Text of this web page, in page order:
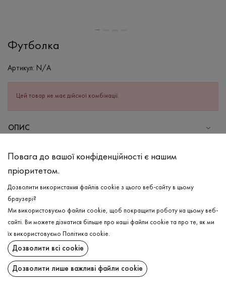
Футболка
Артикул: N/A
Цей товар не має дійсної комбінації.
ОПИС
Бавовна - 95%, Еластан - 5%
Прання в холодній воді (до 30 ° C)
Відбілювання заборонено
Прасувати при середній температурі
Щадний віджим і сушка
Щадна хімчистка
ДОСТАВКА
ПОВЕРНЕННЯ
Повага до вашої конфіденційності є нашим
пріоритетом.
Дозволити використання файлів cookie з цього веб-сайту в цьому
браузері?
Ми використовуємо файли cookie, щоб покращити роботу на цьому веб-
сайті. Ви можете дізнатися більше про наші файли cookie та про те, як ми
їх використовуємо
Політика cookie.
Дозволити всі cookie
Дозволити лише важливі файли cookie